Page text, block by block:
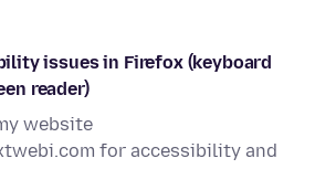
issues in Firefox (keyboard
reader)
website
for accessibility and